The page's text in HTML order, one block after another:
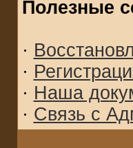
Полезные
·
·
· Наша
· Связь с